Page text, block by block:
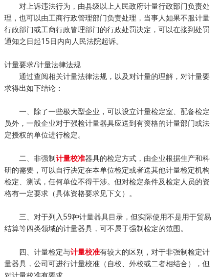
对上诉违法行为，由县级以上人民政府计量行政部门负责处
理，也可以由工商行政管理部门负责处理，当事人如果不服计量
行政部门或工商行政管理部门的行政处罚决定，可以在接到处罚
通知之日起15日内向人民法院起诉。
计量要求/计量法律法规
通过查阅相关计量法律法规，以及对计量的理解，对计量要
求得出如下结论：
一、除了一些极大型企业，可以设立计量检定室、配备检定
员外，一般企业对于强检计量器具应送到有资格的计量部门或法
定授权的单位进行检定。
二、非强制计量校准器具的检定方式，由企业根据生产和科
研的需要，可以自行决定在本单位检定或者送其他计量检定机构
检定、测试，任何单位不得干涉。但对检定条件及检定人员的资
格有一定要求（具体资格要求见下文）。
三、对于列入59种计量器具目录，但实际使用不是用于贸易
结算等四类领域的计量器具，可不属于强制检定的范围。
四、计量检定与计量校准有较大的区别，对于非强制检定计
量器具，公司可进行计量校准（自校、外校或二者相结合），但